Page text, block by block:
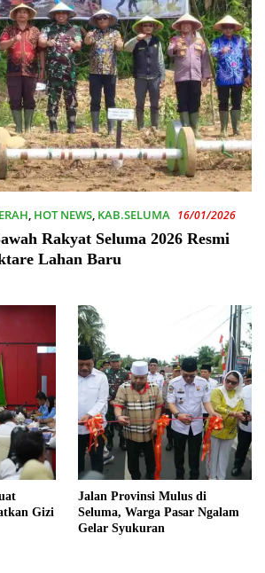
, HOT NEWS, KAB.SELUMA 16/01/2026
Rakyat Seluma 2026 Resmi
Lahan Baru
Gizi
Jalan Provinsi Mulus di
Seluma, Warga Pasar Ngalam
Gelar Syukuran